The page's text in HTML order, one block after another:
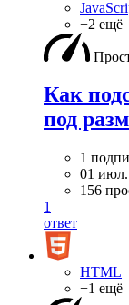
+2 ещё
Как
под
1
01 июл.
156
1
ответ
HTML
+1 ещё